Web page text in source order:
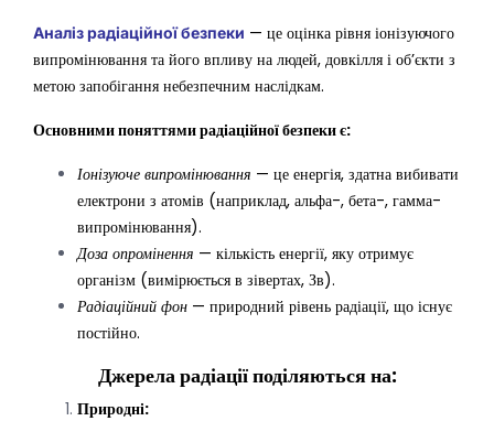
Аналіз радіаційної безпеки — це оцінка рівня іонізуючого
випромінювання та його впливу на людей, довкілля і об’єкти з
метою запобігання небезпечним наслідкам.
Основними поняттями радіаційної безпеки є:
Іонізуюче випромінювання — це енергія, здатна вибивати
електрони з атомів (наприклад, альфа-, бета-, гамма-
випромінювання).
Доза опромінення — кількість енергії, яку отримує
організм (вимірюється в зівертах, Зв).
Радіаційний фон — природний рівень радіації, що існує
постійно.
Джерела радіації поділяються на:
Природні: